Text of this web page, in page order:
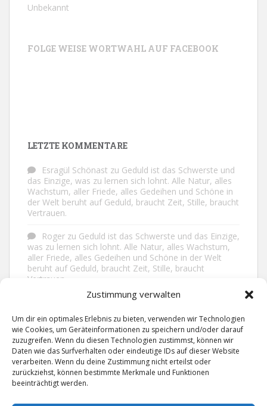
Zustimmung verwalten
Um dir ein optimales Erlebnis zu bieten, verwenden wir Technologien
wie Cookies, um Geräteinformationen zu speichern und/oder darauf
zuzugreifen. Wenn du diesen Technologien zustimmst, können wir
Daten wie das Surfverhalten oder eindeutige IDs auf dieser Website
verarbeiten. Wenn du deine Zustimmung nicht erteilst oder
zurückziehst, können bestimmte Merkmale und Funktionen
beeinträchtigt werden.
Unbekannt
FOLGE WEISE WORTWAHL AUF FACEBOOK
LETZTE KOMMENTARE
Esragül Schönast zu Geduld ist das Schwerste und
das Einzige, was zu lernen sich lohnt. Alle Natur, alles
Wachstum, aller Friede, alles Gedeihen und Schöne in
der Welt beruht auf Geduld, braucht Zeit, Stille, braucht
Vertrauen.
Roger zu Geduld ist das Schwerste und das Einzige,
was zu lernen sich lohnt. Alle Natur, alles Wachstum,
aller Friede, alles Gedeihen und Schöne in der Welt
beruht auf Geduld, braucht Zeit, Stille, braucht
Vertrauen.
Nichts in unserem Leben
GridzuMan lebt ruhiger, wenn man nicht alles
sagt, was man weiß, nicht alles glaubt, was man hört
und über den Rest einfach nur lächelt.